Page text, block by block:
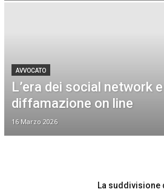
AVVOCATO
L’era dei social network
diffamazione on line
16 Marzo 2026
La suddivisione